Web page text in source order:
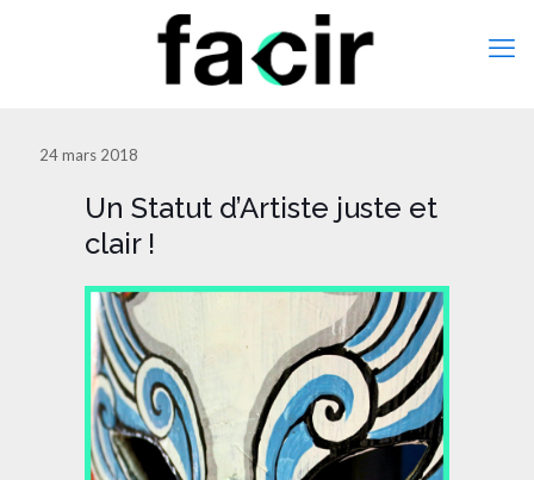
24 mars 2018
Un Statut d’Artiste juste et
clair !